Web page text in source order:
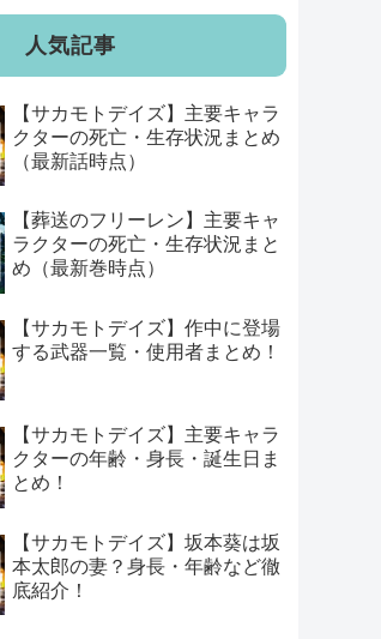
人気記事
【サカモトデイズ】主要キャラ
クターの死亡・生存状況まとめ
（最新話時点）
【葬送のフリーレン】主要キャ
ラクターの死亡・生存状況まと
め（最新巻時点）
【サカモトデイズ】作中に登場
する武器一覧・使用者まとめ！
【サカモトデイズ】主要キャラ
クターの年齢・身長・誕生日ま
とめ！
【サカモトデイズ】坂本葵は坂
本太郎の妻？身長・年齢など徹
底紹介！